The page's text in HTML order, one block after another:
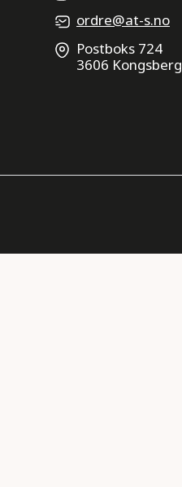
ordre@at-s.no
Postboks 724
3606 Kongsberg